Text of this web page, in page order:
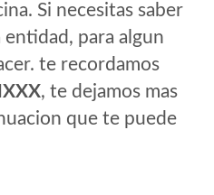
Si necesitas saber
para algun
te recordamos
, te dejamos mas
que te puede